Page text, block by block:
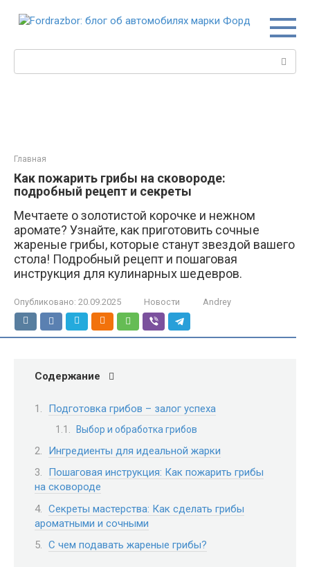
Главная
Как пожарить грибы на сковороде:
подробный рецепт и секреты
Мечтаете о золотистой корочке и нежном
аромате? Узнайте, как приготовить сочные
жареные грибы, которые станут звездой вашего
стола! Подробный рецепт и пошаговая
инструкция для кулинарных шедевров.
Опубликовано: 20.09.2025 Новости Andrey
Содержание
Подготовка грибов – залог успеха
Выбор и обработка грибов
Ингредиенты для идеальной жарки
Пошаговая инструкция: Как пожарить грибы
на сковороде
Секреты мастерства: Как сделать грибы
ароматными и сочными
С чем подавать жареные грибы?